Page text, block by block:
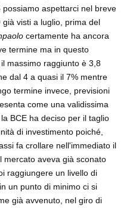
aspettarci nel breve
visti a luglio, prima del
certamente ha ancora
termine ma in questo
massimo raggiunto è 3,8
dal 4 a quasi il 7% mentre
termine invece, previsioni
come una validissima
BCE ha deciso per il taglio
di investimento poiché,
fa crollare nell'immediato il
mercato aveva già sconato
raggiungere un livello di
un punto di minimo ci si
già avvenuto, nel giro di